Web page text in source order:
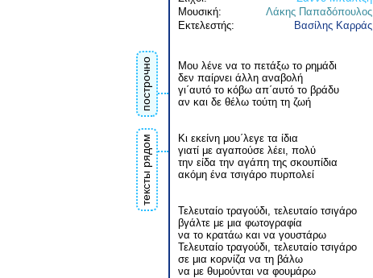
построчно
тексты рядом
Μουσική:
Λάκης Παπαδόπουλος
Εκτελεστής:
Βασίλης Καρράς
Μου λένε να το πετάξω το ρημάδι
δεν παίρνει άλλη αναβολή
γι΄αυτό το κόβω απ΄αυτό το βράδυ
αν και δε θέλω τούτη τη ζωή
Κι εκείνη μου΄λεγε τα ίδια
γιατί με αγαπούσε λέει, πολύ
την είδα την αγάπη της σκουπίδια
ακόμη ένα τσιγάρο πυρπολεί
Τελευταίο τραγούδι, τελευταίο τσιγάρο
βγάλτε με μια φωτογραφία
να το κρατάω και να γουστάρω
Τελευταίο τραγούδι, τελευταίο τσιγάρο
σε μια κορνίζα να τη βάλω
να με θυμούνται να φουμάρω